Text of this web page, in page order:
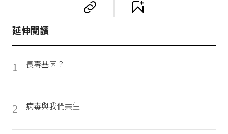
延伸閱讀
1 長壽基因？
2 病毒與我們共生